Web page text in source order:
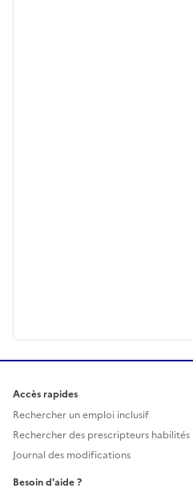
Accès rapides
Rechercher un emploi inclusif
Rechercher des prescripteurs habilités
Journal des modifications
Besoin d'aide ?